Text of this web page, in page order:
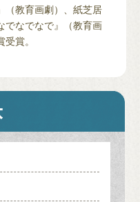
（教育画劇）、紙芝居
でなでなで』（教育画
賞。